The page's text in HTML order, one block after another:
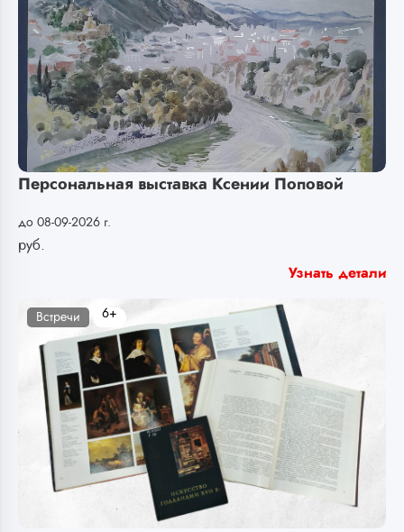
Персональная выставка Ксении Поповой
до 08-09-2026 г.
руб.
Узнать детали
Встречи 6+